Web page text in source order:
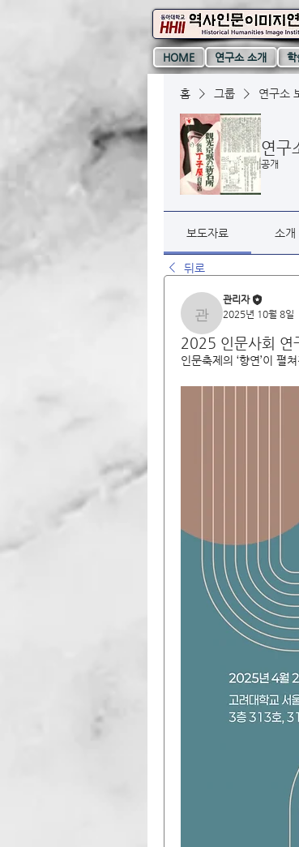
HOME 연구소 소개 학
홈 그룹 연구소
연구
공개
보도자료 소개
뒤로
관리자
관리자
2025년 10월 8일
2025 인문사회 연
인문축제의 ‘향연’이 펼